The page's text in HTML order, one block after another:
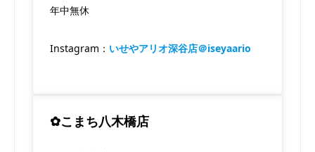
年中無休
Instagram： いせやアリオ深谷店＠iseyaario
✿こまち八木橋店